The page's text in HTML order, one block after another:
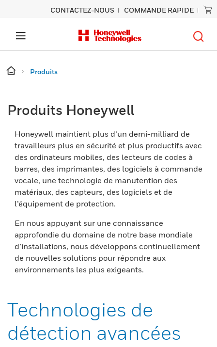
CONTACTEZ-NOUS COMMANDE RAPIDE
Produits
Produits Honeywell
Honeywell maintient plus d’un demi-milliard de
travailleurs plus en sécurité et plus productifs avec
des ordinateurs mobiles, des lecteurs de codes à
barres, des imprimantes, des logiciels à commande
vocale, une technologie de manutention des
matériaux, des capteurs, des logiciels et de
l’équipement de protection.
En nous appuyant sur une connaissance
approfondie du domaine de notre base mondiale
d’installations, nous développons continuellement
de nouvelles solutions pour répondre aux
environnements les plus exigeants.
Technologies de
détection avancées